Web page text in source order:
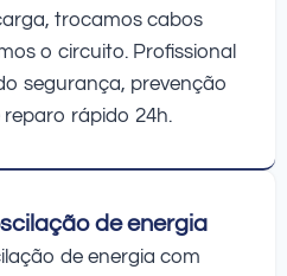
trocamos cabos
o circuito. Profissional
segurança, prevenção
reparo rápido 24h.
de energia
de energia com